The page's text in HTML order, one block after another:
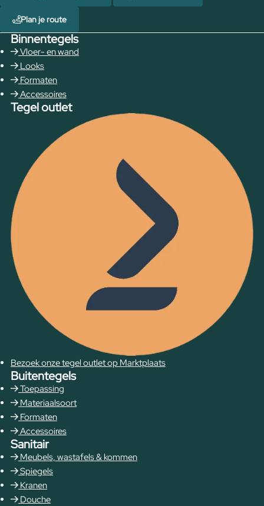
Plan je route
Binnentegels
Vloer- en wand
Looks
Formaten
Accessoires
Tegel outlet
Bezoek onze tegel outlet op Marktplaats
Buitentegels
Toepassing
Materiaalsoort
Formaten
Accessoires
Sanitair
Meubels, wastafels & kommen
Spiegels
Kranen
Douche